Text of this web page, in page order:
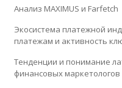
Анализ MAXIMUS и Farfetch
Экосистема платежной
платежам и активность
Тенденции и понимание
финансовых маркетологов